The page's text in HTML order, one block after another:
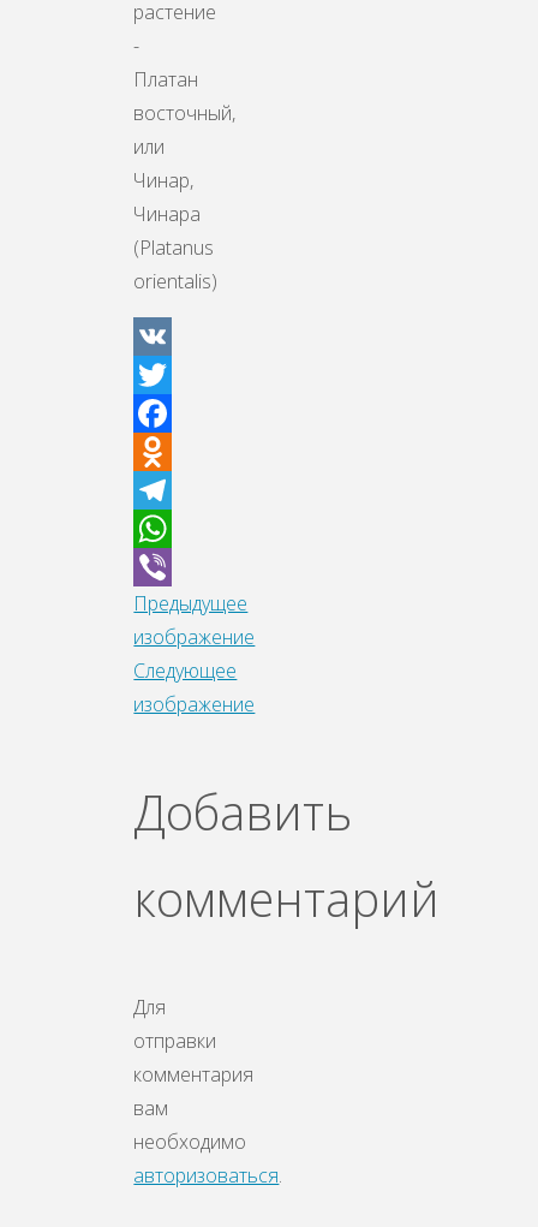
растение
-
Платан
восточный,
или
Чинар,
Чинара
(Platanus
orientalis)
VK
Twitter
Facebook
Odnoklassniki
Telegram
WhatsApp
Viber
Предыдущее
изображение
Следующее
изображение
Добавить
комментарий
Для
отправки
комментария
вам
необходимо
авторизоваться.